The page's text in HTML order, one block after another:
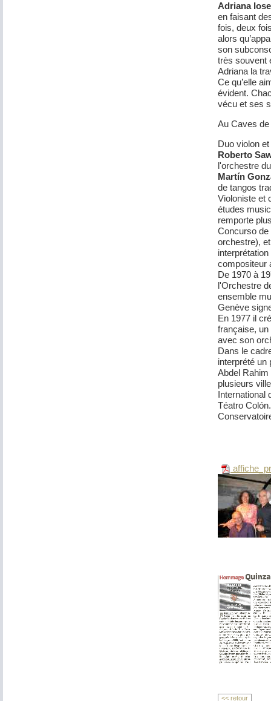
Adriana
en faisant
fois, deux
alors
son
très souvent
Adriana la
Ce qu’elle
évident.
vécu et ses
Au Caves
Duo violon
Roberto
l'orchestre
Martín
de tangos
Violoniste et
études
remporte
Concurso
orchestre),
compositeur
De 1970 à
l'Orchestre
ensemble
Genève
En 1977 il
française,
avec son
Dans le
interprété
Abdel
plusieurs
International
Téatro
<< retour